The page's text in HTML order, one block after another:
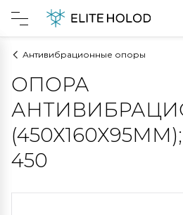
Антивибрационные опоры
ОПОРА
450